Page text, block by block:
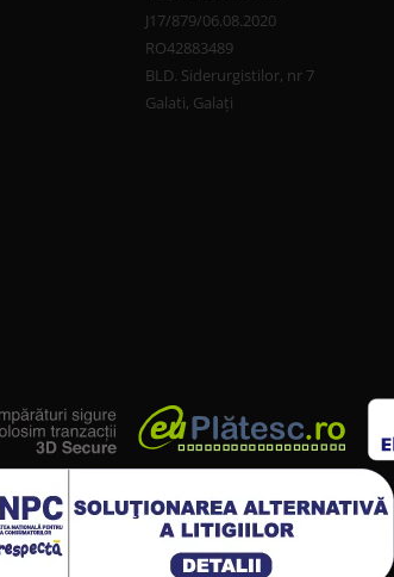
J17/879/06.08.2020
RO42883489
BLD. Siderurgistilor, nr 7
Galati, Galați